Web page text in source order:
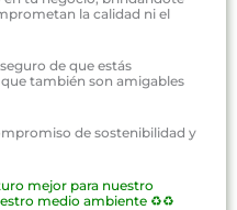
la calidad ni el
de que estás
también son amigables
de sostenibilidad y
mejor para nuestro
medio ambiente ♻️♻️